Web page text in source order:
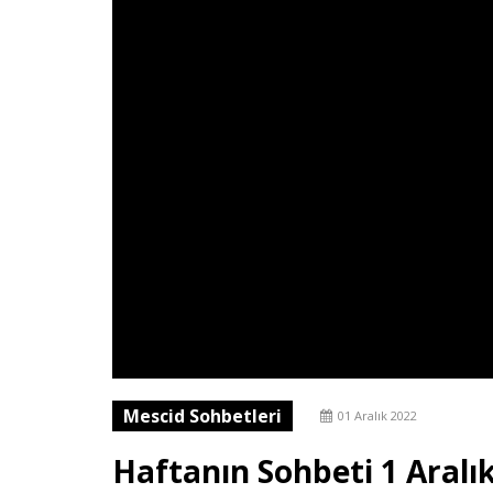
Mescid Sohbetleri 01 Aralık 2022
Haftanın Sohbeti 1